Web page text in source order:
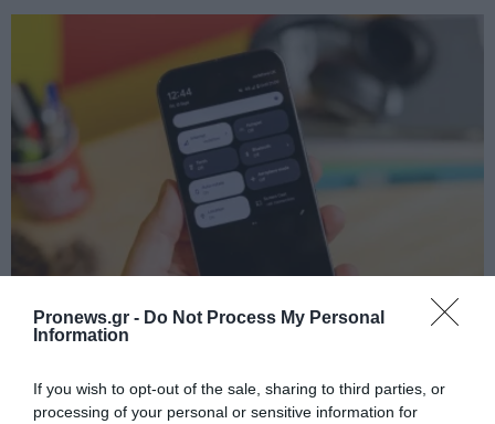
Pronews.gr - Do Not Process My Personal
Information
If you wish to opt-out of the sale, sharing to third parties, or
processing of your personal or sensitive information for
Τα ήξερες; – Τα κουμπιά στο κινητό που
είναι πολύ χρήσιμα